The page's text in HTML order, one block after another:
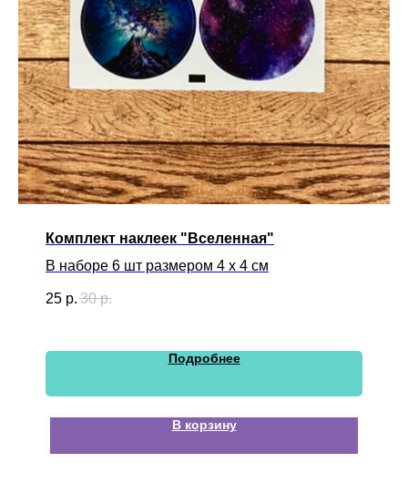
Комплект наклеек "Вселенная"
В наборе 6 шт размером 4 х 4 см
25 р. 30 р.
Подробнее
В корзину